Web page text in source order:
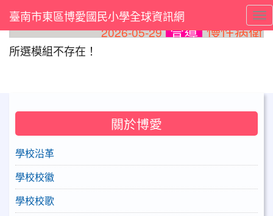
臺南市東區博愛國民小學全球資訊網
2026-05-29 宣導 慢性病衛教
所選模組不存在！
關於博愛
學校沿革
學校校徽
學校校歌